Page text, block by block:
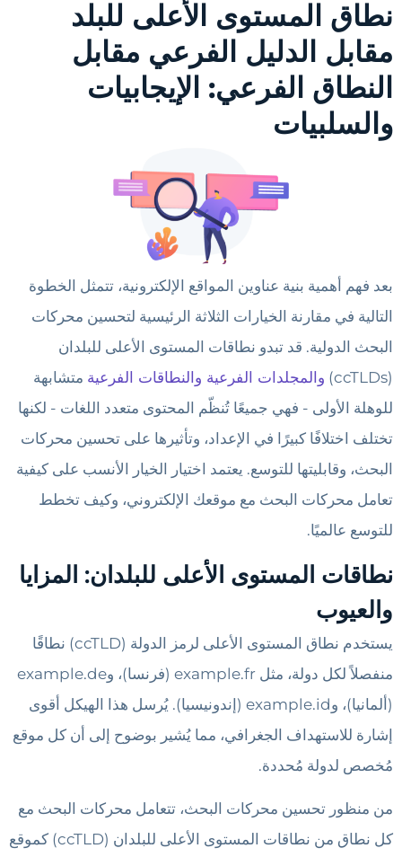
نطاق المستوى الأعلى للبلد
مقابل الدليل الفرعي مقابل
النطاق الفرعي: الإيجابيات
والسلبيات
بعد فهم أهمية بنية عناوين المواقع الإلكترونية، تتمثل الخطوة
التالية في مقارنة الخيارات الثلاثة الرئيسية لتحسين محركات
البحث الدولية. قد تبدو نطاقات المستوى الأعلى للبلدان
(ccTLDs)
والمجلدات الفرعية والنطاقات الفرعية متشابهة
للوهلة الأولى - فهي جميعًا تُنظّم المحتوى متعدد اللغات - لكنها
تختلف اختلافًا كبيرًا في الإعداد، وتأثيرها على تحسين محركات
البحث، وقابليتها للتوسع. يعتمد اختيار الخيار الأنسب على كيفية
تعامل محركات البحث مع موقعك الإلكتروني، وكيف تخطط
للتوسع عالميًا.
نطاقات المستوى الأعلى للبلدان: المزايا
والعيوب
يستخدم نطاق المستوى الأعلى لرمز الدولة (ccTLD) نطاقًا
منفصلاً لكل دولة، مثل example.fr (فرنسا)، وexample.de
(ألمانيا)، وexample.id (إندونيسيا). يُرسل هذا الهيكل أقوى
إشارة للاستهداف الجغرافي، مما يُشير بوضوح إلى أن كل موقع
مُخصص لدولة مُحددة.
من منظور تحسين محركات البحث، تتعامل محركات البحث مع
كل نطاق من نطاقات المستوى الأعلى للبلدان (ccTLD) كموقع